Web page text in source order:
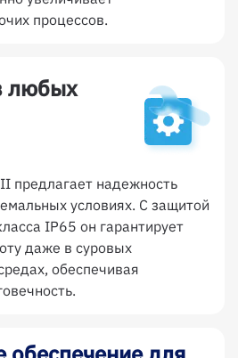
процессов.
любых
предлагает надежность
условиях. С защитой
IP65 он гарантирует
даже в суровых
обеспечивая